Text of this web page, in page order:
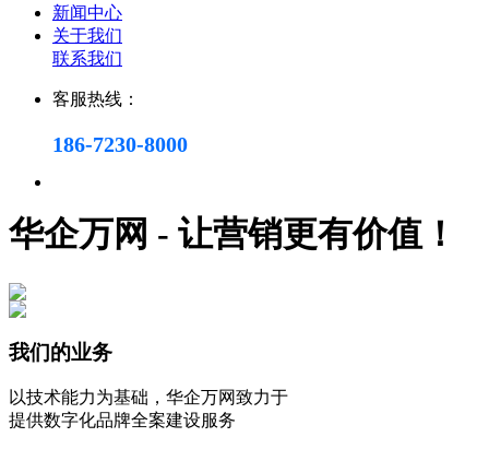
新闻中心
关于我们
联系我们
客服热线：
186-7230-8000
华企万网 - 让营销更有价值！
我们的业务
以技术能力为基础，华企万网致力于
提供数字化品牌全案建设服务